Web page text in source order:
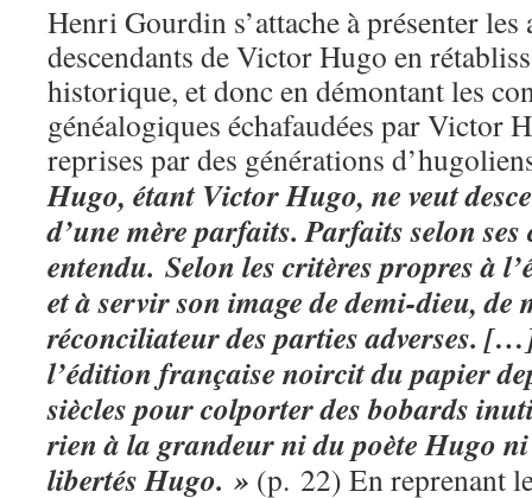
Henri Gourdin s’attache à présenter les
descendants de Victor Hugo en
historique, et donc en démontant les
généalogiques échafaudées par Victor
reprises par des générations
Hugo, étant Victor Hugo, ne veut
d’une mère parfaits. Parfaits selon
entendu. Selon les critères propres à
et à servir son image de demi-dieu, de
réconciliateur des parties adverses.
l’édition française noircit du papier
siècles pour colporter des bobards
rien à la grandeur ni du poète Hugo ni
libertés Hugo. » (p. 22) En reprenant